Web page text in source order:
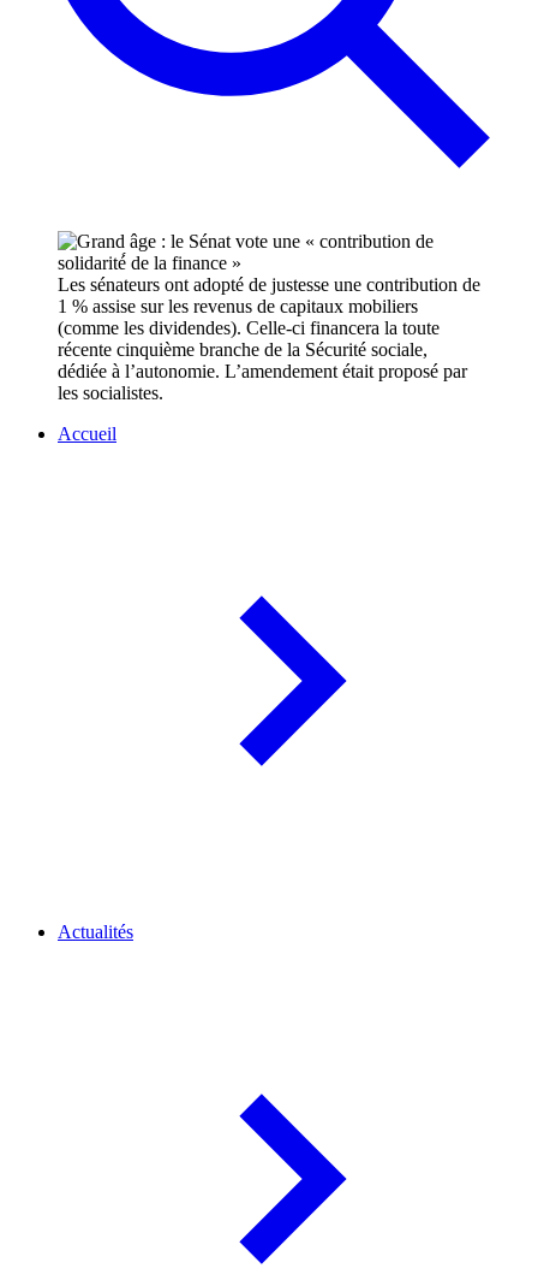
Les sénateurs ont adopté de justesse une contribution de
1 % assise sur les revenus de capitaux mobiliers
(comme les dividendes). Celle-ci financera la toute
récente cinquième branche de la Sécurité sociale,
dédiée à l’autonomie. L’amendement était proposé par
les socialistes.
Accueil
Actualités